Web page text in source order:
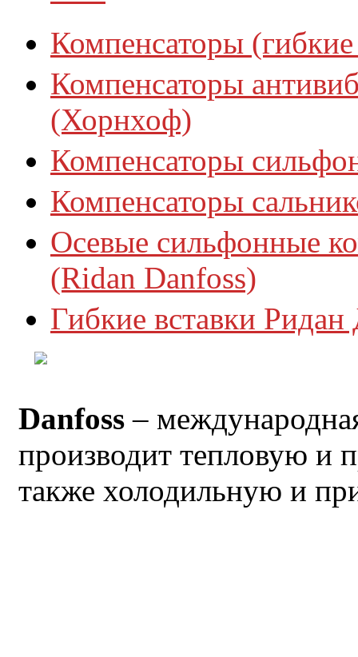
Компенсаторы
Компенсаторы
(Хорнхоф)
Компенсаторы
Компенсаторы
Осевые сильфонные
(Ridan Danfoss)
Гибкие вставки
Danfoss –
производит тепловую и
также холодильную и